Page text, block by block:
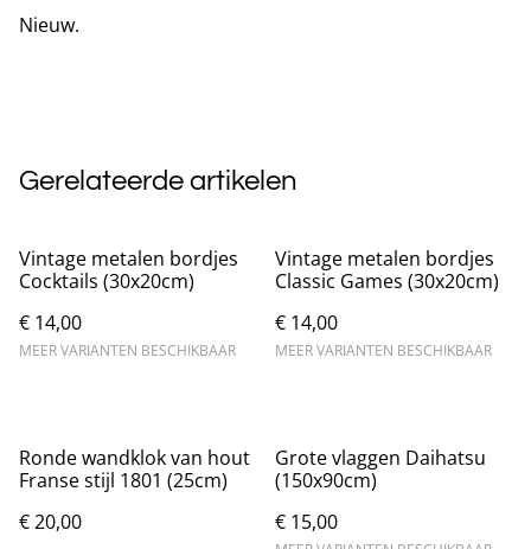
Nieuw.
Gerelateerde artikelen
Vintage metalen bordjes
Cocktails (30x20cm)
€ 14,00
MEER VARIANTEN BESCHIKBAAR
Vintage metalen bordjes
Classic Games (30x20cm)
€ 14,00
MEER VARIANTEN BESCHIKBAAR
Ronde wandklok van hout
Franse stijl 1801 (25cm)
€ 20,00
Grote vlaggen Daihatsu
(150x90cm)
€ 15,00